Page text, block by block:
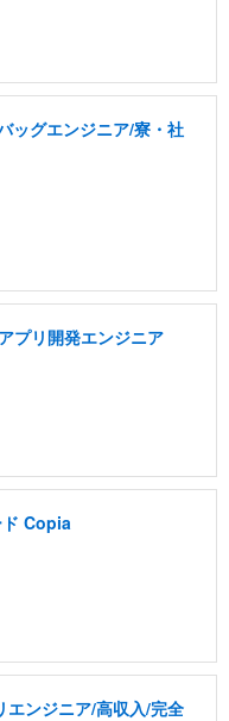
ッグエンジニア/寮・社
プリ開発エンジニア
Copia
エンジニア/高収入/完全